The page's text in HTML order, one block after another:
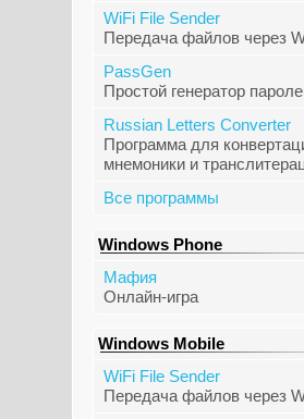
WiFi File Sender
Передача файлов через
PassGen
Простой генератор
Russian Letters Converter
Программа для
мнемоники и
Все программы
Windows Phone
Мафия
Онлайн-игра
Windows Mobile
WiFi File Sender
Передача файлов через